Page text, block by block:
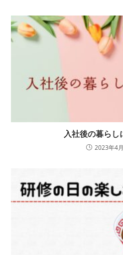
入社後の暮ら
2023年4